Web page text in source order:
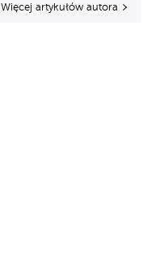
Więcej artykułów autora